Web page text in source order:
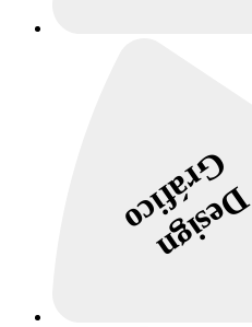
Design
Gráfico